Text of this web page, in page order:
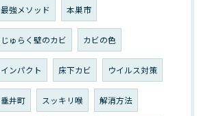
最強メソッド 本巣市
じゅらく壁のカビ カビの色
インパクト 床下カビ ウイルス対策
垂井町 スッキリ喉 解消方法